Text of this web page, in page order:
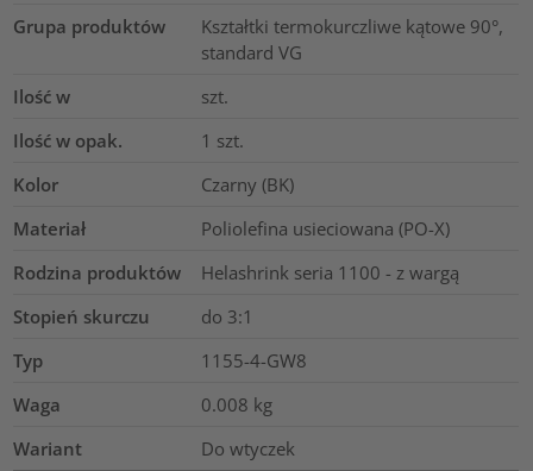
Grupa produktów
Kształtki termokurczliwe kątowe 90°,
standard VG
Ilość w
szt.
Ilość w opak.
1 szt.
Kolor
Czarny (BK)
Materiał
Poliolefina usieciowana (PO-X)
Rodzina produktów
Helashrink seria 1100 - z wargą
Stopień skurczu
do 3:1
Typ
1155-4-GW8
Waga
0.008 kg
Wariant
Do wtyczek